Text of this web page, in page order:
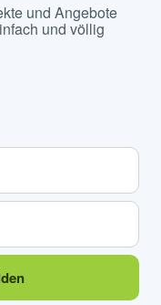
und Angebote
und völlig